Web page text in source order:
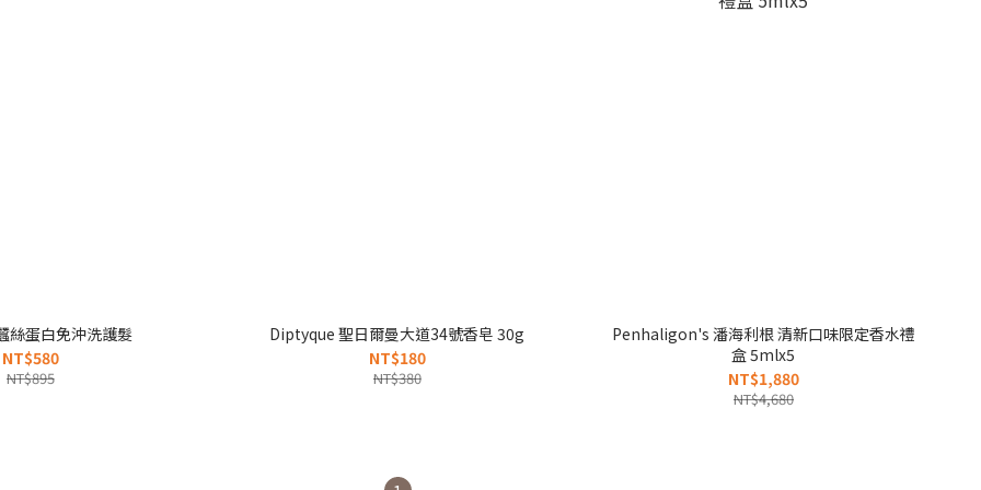
絲蛋白免沖洗護髮
NT$580
NT$895
Diptyque 聖日爾曼大道34號香皂 30g
NT$180
NT$380
Penhaligon's 潘海利根 清新口味限定香水禮
盒 5mlx5
NT$1,880
NT$4,680